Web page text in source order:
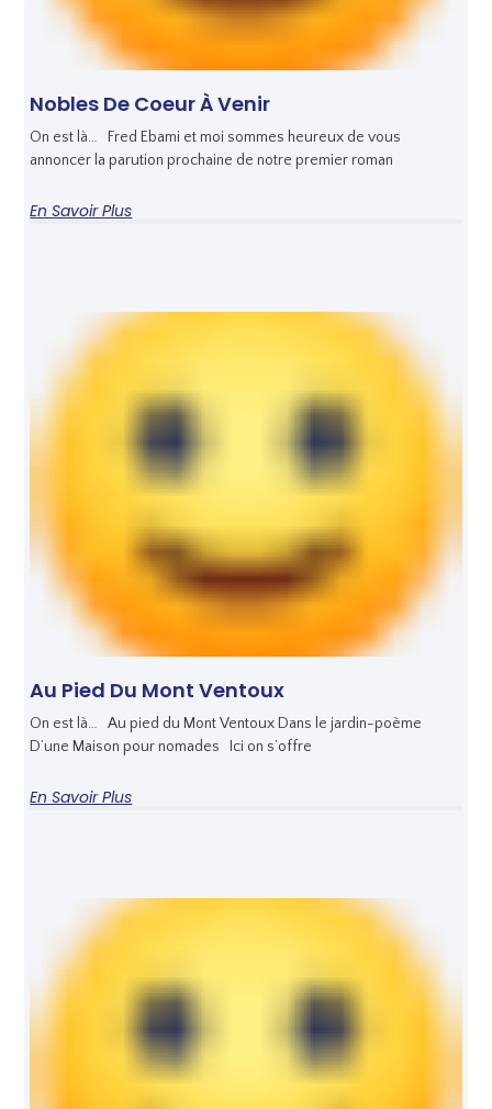
Nobles De Coeur À Venir
On est là… Fred Ebami et moi sommes heureux de vous
annoncer la parution prochaine de notre premier roman
En Savoir Plus
Au Pied Du Mont Ventoux
On est là… Au pied du Mont Ventoux Dans le jardin-poème
D’une Maison pour nomades Ici on s’offre
En Savoir Plus